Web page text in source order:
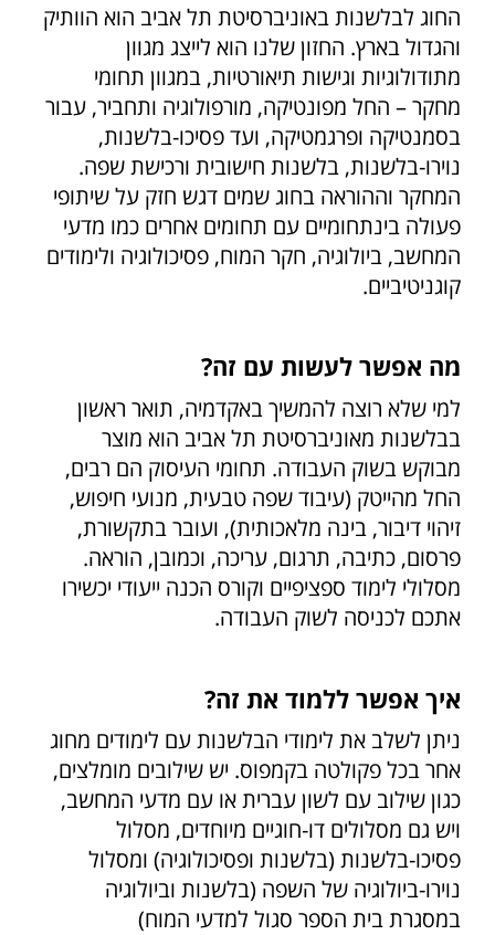
החוג לבלשנות באוניברסיטת תל אביב הוא הוותיק
והגדול בארץ. החזון שלנו הוא לייצג מגוון
מתודולוגיות וגישות תיאורטיות, במגוון תחומי
מחקר – החל מפונטיקה, מורפולוגיה ותחביר, עבור
בסמנטיקה ופרגמטיקה, ועד פסיכו-בלשנות,
נוירו-בלשנות, בלשנות חישובית ורכישת שפה.
המחקר וההוראה בחוג שמים דגש חזק על שיתופי
פעולה בינתחומיים עם תחומים אחרים כמו מדעי
המחשב, ביולוגיה, חקר המוח, פסיכולוגיה ולימודים
קוגניטיביים.
מה אפשר לעשות עם זה?
למי שלא רוצה להמשיך באקדמיה, תואר ראשון
בבלשנות מאוניברסיטת תל אביב הוא מוצר
מבוקש בשוק העבודה. תחומי העיסוק הם רבים,
החל מהייטק (עיבוד שפה טבעית, מנועי חיפוש,
זיהוי דיבור, בינה מלאכותית), ועובר בתקשורת,
פרסום, כתיבה, תרגום, עריכה, וכמובן, הוראה.
מסלולי לימוד ספציפיים וקורס הכנה ייעודי יכשירו
אתכם לכניסה לשוק העבודה.
איך אפשר ללמוד את זה?
ניתן לשלב את לימודי הבלשנות עם לימודים מחוג
אחר בכל פקולטה בקמפוס. יש שילובים מומלצים,
כגון שילוב עם לשון עברית או עם מדעי המחשב,
ויש גם מסלולים דו-חוגיים מיוחדים, מסלול
פסיכו-בלשנות (בלשנות ופסיכולוגיה) ומסלול
נוירו-ביולוגיה של השפה (בלשנות וביולוגיה
במסגרת בית הספר סגול למדעי המוח)